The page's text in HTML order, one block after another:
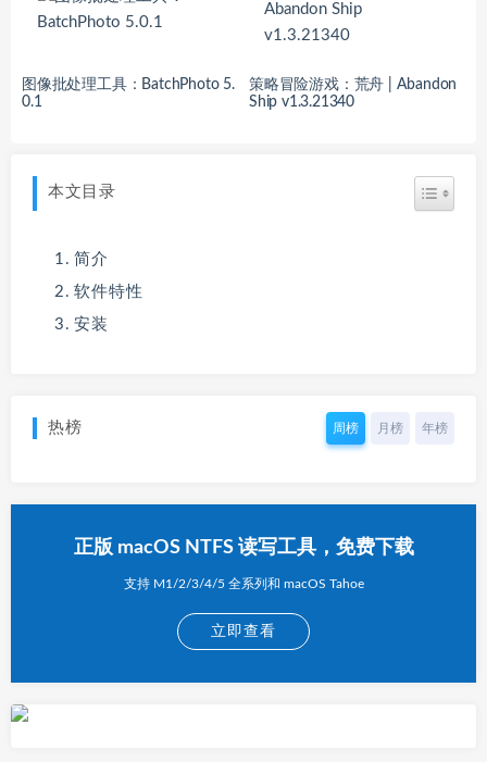
图像批处理工具：BatchPhoto 5.
0.1
策略冒险游戏：荒舟 | Abandon
Ship v1.3.21340
本文目录
简介
软件特性
安装
热榜 周榜 月榜 年榜
正版 macOS NTFS 读写工具，免费下载
支持 M1/2/3/4/5 全系列和 macOS Tahoe
立即查看